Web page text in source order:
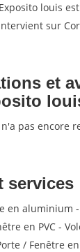
louis
sur
et
pas encore
services
en aluminium
en PVC -
/ Fenêtre